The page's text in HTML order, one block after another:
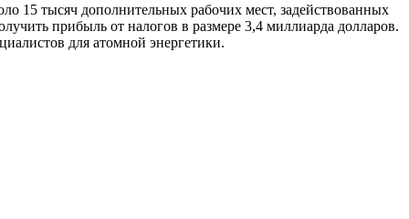
15 тысяч дополнительных рабочих мест, задействованных
прибыль от налогов в размере 3,4 миллиарда долларов.
для атомной энергетики.